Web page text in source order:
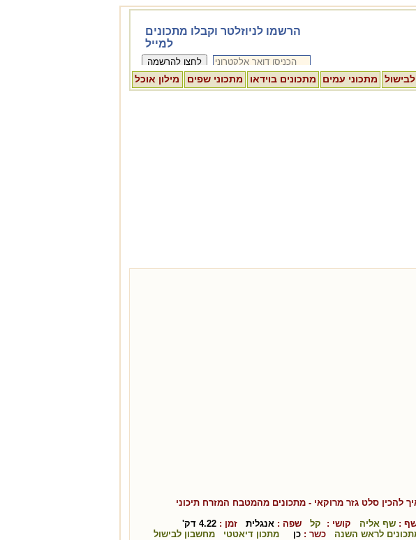
מתכוני עמים מתכונים בוידאו מתכוני שפים מילון אוכל
להכין סלט גזר מרוקאי - מתכונים מהמטבח המזרח תיכוני
: שף אליה קושי : קל שפה : אנגלית זמן : 4.22 דק'
לראש השנה
כשר : כן מתכון דיאטטי מחשבון לבישול